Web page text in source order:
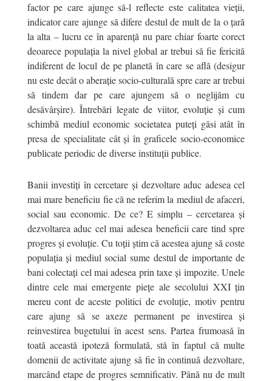
factor pe care ajunge să-l reflecte este calitatea vieții,
indicator care ajunge să difere destul de mult de la o țară
la alta – lucru ce în aparență nu pare chiar foarte corect
deoarece populația la nivel global ar trebui să fie fericită
indiferent de locul de pe planetă în care se află (desigur
nu este decât o aberație socio-culturală spre care ar trebui
să tindem dar pe care ajungem să o neglijăm cu
desăvârșire). Întrebări legate de viitor, evoluție și cum
schimbă mediul economic societatea puteți găsi atât în
presa de specialitate cât și în graficele socio-economice
publicate periodic de diverse instituții publice.
Banii investiți în cercetare și dezvoltare aduc adesea cel
mai mare beneficiu fie că ne referim la mediul de afaceri,
social sau economic. De ce? E simplu – cercetarea și
dezvoltarea aduc cel mai adesea beneficii care tind spre
progres și evoluție. Cu toții știm că acestea ajung să coste
populația și mediul social sume destul de importante de
bani colectați cel mai adesea prin taxe și impozite. Unele
dintre cele mai emergente piețe ale secolului XXI țin
mereu cont de aceste politici de evoluție, motiv pentru
care ajung să se axeze permanent pe investirea și
reinvestirea bugetului în acest sens. Partea frumoasă în
toată această ipoteză formulată, stă în faptul că multe
domenii de activitate ajung să fie în continuă dezvoltare,
marcând etape de progres semnificativ. Până nu de mult